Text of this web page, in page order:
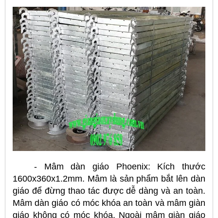
- Mâm dàn giáo Phoenix: Kích thước
1600x360x1.2mm. Mâm là sản phẩm bắt lên dàn
giáo để đừng thao tác được dễ dàng và an toàn.
Mâm dàn giáo có móc khóa an toàn và mâm giàn
giáo không có móc khóa. Ngoài mâm giàn giáo